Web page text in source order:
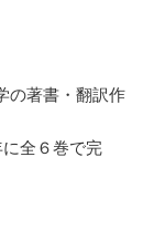
の著書・翻訳作
全６巻で完